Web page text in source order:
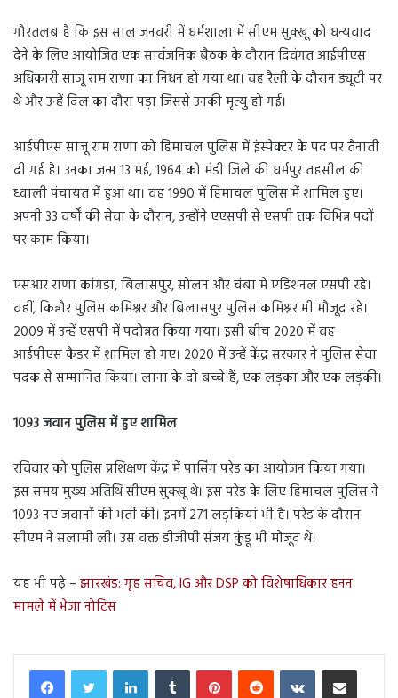
गौरतलब है कि इस साल जनवरी में धर्मशाला में सीएम सुक्खू को धन्यवाद
देने के लिए आयोजित एक सार्वजनिक बैठक के दौरान दिवंगत आईपीएस
अधिकारी साजू राम राणा का निधन हो गया था। वह रैली के दौरान ड्यूटी पर
थे और उन्हें दिल का दौरा पड़ा जिससे उनकी मृत्यु हो गई।
आईपीएस साजू राम राणा को हिमाचल पुलिस में इंस्पेक्टर के पद पर तैनाती
दी गई है। उनका जन्म 13 मई, 1964 को मंडी जिले की धर्मपुर तहसील की
ध्वाली पंचायत में हुआ था। वह 1990 में हिमाचल पुलिस में शामिल हुए।
अपनी 33 वर्षों की सेवा के दौरान, उन्होंने एएसपी से एसपी तक विभिन्न पदों
पर काम किया।
एसआर राणा कांगड़ा, बिलासपुर, सोलन और चंबा में एडिशनल एसपी रहे।
वहीं, किन्नौर पुलिस कमिश्नर और बिलासपुर पुलिस कमिश्नर भी मौजूद रहे।
2009 में उन्हें एसपी में पदोन्नत किया गया। इसी बीच 2020 में वह
आईपीएस कैडर में शामिल हो गए। 2020 में उन्हें केंद्र सरकार ने पुलिस सेवा
पदक से सम्मानित किया। लाना के दो बच्चे हैं, एक लड़का और एक लड़की।
1093 जवान पुलिस में हुए शामिल
रविवार को पुलिस प्रशिक्षण केंद्र में पासिंग परेड का आयोजन किया गया।
इस समय मुख्य अतिथि सीएम सुक्खू थे। इस परेड के लिए हिमाचल पुलिस ने
1093 नए जवानों की भर्ती की। इनमें 271 लड़कियां भी हैं। परेड के दौरान
सीएम ने सलामी ली। उस वक्त डीजीपी संजय कुंडू भी मौजूद थे।
यह भी पढ़े – झारखंड: गृह सचिव, IG और DSP को विशेषाधिकार हनन
मामले में भेजा नोटिस
LinkedInTumblr PinterestReddit VKontakteShare via Email